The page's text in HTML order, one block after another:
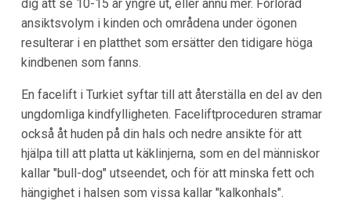
dig att se 10-15 år yngre ut, eller ännu mer. Förlorad
ansiktsvolym i kinden och områdena under ögonen
resulterar i en platthet som ersätter den tidigare höga
kindbenen som fanns.
En facelift i Turkiet syftar till att återställa en del av den
ungdomliga kindfylligheten. Faceliftproceduren stramar
också åt huden på din hals och nedre ansikte för att
hjälpa till att platta ut käklinjerna, som en del människor
kallar "bull-dog" utseendet, och för att minska fett och
hängighet i halsen som vissa kallar "kalkonhals".